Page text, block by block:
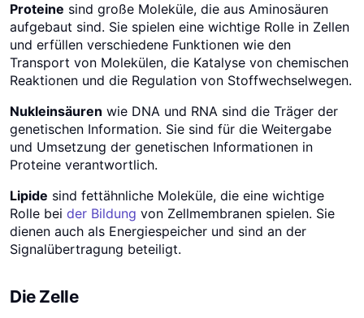
Proteine sind große Moleküle, die aus Aminosäuren
aufgebaut sind. Sie spielen eine wichtige Rolle in Zellen
und erfüllen verschiedene Funktionen wie den
Transport von Molekülen, die Katalyse von chemischen
Reaktionen und die Regulation von Stoffwechselwegen.
Nukleinsäuren wie DNA und RNA sind die Träger der
genetischen Information. Sie sind für die Weitergabe
und Umsetzung der genetischen Informationen in
Proteine verantwortlich.
Lipide sind fettähnliche Moleküle, die eine wichtige
Rolle bei der Bildung von Zellmembranen spielen. Sie
dienen auch als Energiespeicher und sind an der
Signalübertragung beteiligt.
Die Zelle